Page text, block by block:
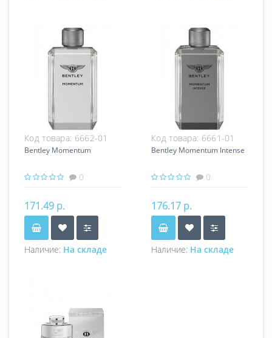
Код товара: 6662-01
Bentley Momentum
0
171.49 р.
Наличие: На складе
Код товара: 6661-01
Bentley Momentum Intense
0
176.17 р.
Наличие: На складе